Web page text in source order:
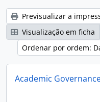
Previsualizar a
Visualização em ficha
Ordenar por ordem:
Academic